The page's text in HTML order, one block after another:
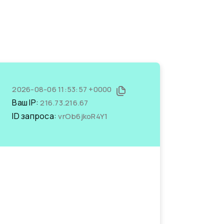
2026-08-06 11:53:57 +0000
Ваш IP:216.73.216.67
ID запроса:vrOb6jkoR4Y1